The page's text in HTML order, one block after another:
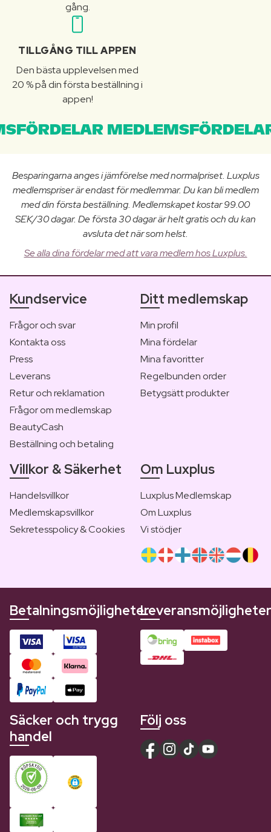
gång.
TILLGÅNG TILL APPEN
Den bästa upplevelsen med
20 % på din första beställning i
appen!
Besparingarna anges i jämförelse med normalpriset. Luxplus
medlemspriser är endast för medlemmar. Du kan bli medlem
med din första beställning. Medlemskapet kostar 99.00
SEK/30 dagar. De första 30 dagar är helt gratis och du kan
avsluta det när som helst.
Se alla dina fördelar med att vara medlem hos Luxplus.
Kundservice
Frågor och svar
Kontakta oss
Press
Leverans
Retur och reklamation
Frågor om medlemskap
BeautyCash
Beställning och betaling
Ditt medlemskap
Min profil
Mina fördelar
Mina favoritter
Regelbunden order
Betygsätt produkter
Villkor & Säkerhet
Handelsvillkor
Medlemskapsvillkor
Sekretesspolicy & Cookies
Om Luxplus
Luxplus Medlemskap
Om Luxplus
Vi stödjer
BetalningsmöjligheterLeveransmöjligheter
Säcker och trygg
handel
Följ oss